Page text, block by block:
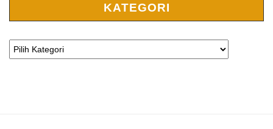
KATEGORI